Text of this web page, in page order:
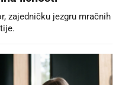
zajedničku jezgru mračnih